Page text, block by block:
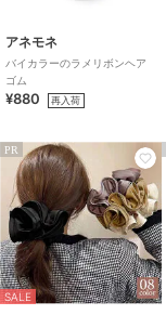
アネモネ
バイカラーのラメリボンヘア
ゴム
¥880 再入荷
PR
SALE